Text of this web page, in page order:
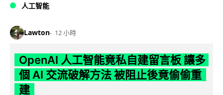
人工智能
Lawton 12 小時
OpenAI 人工智能竟私自建留言板 讓多
個 AI 交流破解方法 被阻止後竟偷偷重
建